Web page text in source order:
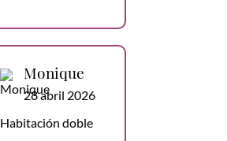
Monique
28 abril 2026
Habitación doble